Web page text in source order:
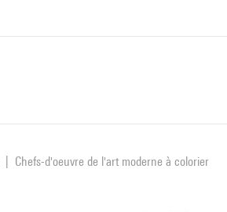
Chefs-d'oeuvre de l'art moderne à colorier